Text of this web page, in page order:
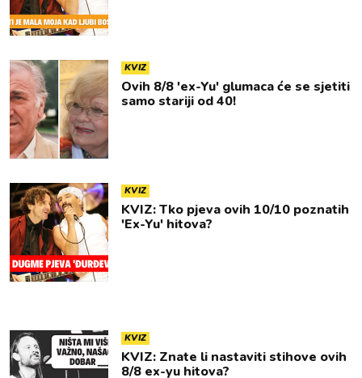
KVIZ
Ovih 8/8 'ex-Yu' glumaca će se sjetiti
samo stariji od 40!
KVIZ
KVIZ: Tko pjeva ovih 10/10 poznatih
'Ex-Yu' hitova?
KVIZ
KVIZ: Znate li nastaviti stihove ovih
8/8 ex-yu hitova?